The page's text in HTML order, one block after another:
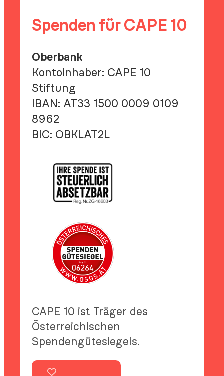
Spenden für CAPE 10
Oberbank
Kontoinhaber: CAPE 10
Stiftung
IBAN: AT33 1500 0009 0109
8962
BIC: OBKLAT2L
CAPE 10 ist Träger des
Österreichischen
Spendengütesiegels.